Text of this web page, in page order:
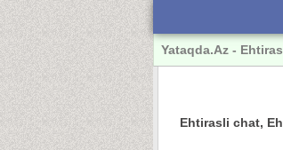
Yataqda.Az -
Ehtirasli chat,